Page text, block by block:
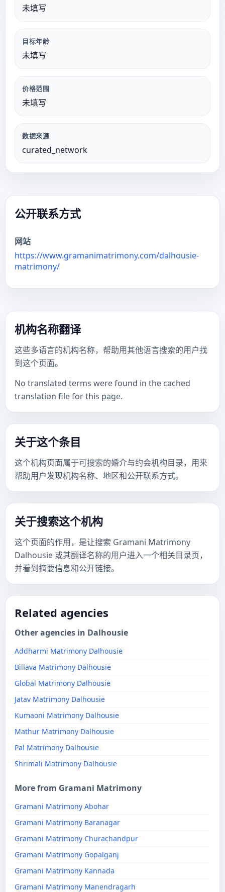
未填写
目标年龄
未填写
价格范围
未填写
数据来源
curated_network
公开联系方式
网站
https://www.gramanimatrimony.com/dalhousie-
matrimony/
机构名称翻译
这些多语言的机构名称，帮助用其他语言搜索的用户找
到这个页面。
No translated terms were found in the cached
translation file for this page.
关于这个条目
这个机构页面属于可搜索的婚介与约会机构目录，用来
帮助用户发现机构名称、地区和公开联系方式。
关于搜索这个机构
这个页面的作用，是让搜索 Gramani Matrimony
Dalhousie 或其翻译名称的用户进入一个相关目录页，
并看到摘要信息和公开链接。
Related agencies
Other agencies in Dalhousie
Addharmi Matrimony Dalhousie
Billava Matrimony Dalhousie
Global Matrimony Dalhousie
Jatav Matrimony Dalhousie
Kumaoni Matrimony Dalhousie
Mathur Matrimony Dalhousie
Pal Matrimony Dalhousie
Shrimali Matrimony Dalhousie
More from Gramani Matrimony
Gramani Matrimony Abohar
Gramani Matrimony Baranagar
Gramani Matrimony Churachandpur
Gramani Matrimony Gopalganj
Gramani Matrimony Kannada
Gramani Matrimony Manendragarh